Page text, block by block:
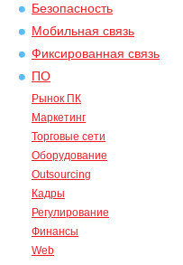
Безопасность
Мобильная связь
Фиксированная связь
ПО
Рынок ПК
Маркетинг
Торговые сети
Оборудование
Outsourcing
Кадры
Регулирование
Финансы
Web